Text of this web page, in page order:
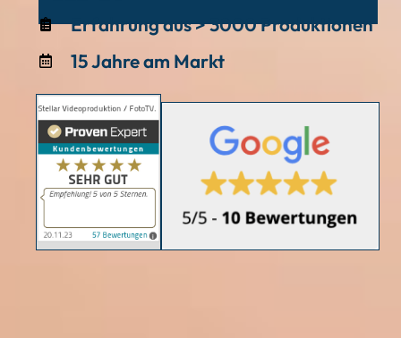
Erfahrung aus > 3000 Produktionen
15 Jahre am Markt